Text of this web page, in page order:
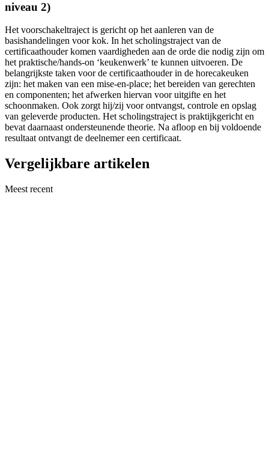
niveau 2)
Het voorschakeltraject is gericht op het aanleren van de
basishandelingen voor kok. In het scholingstraject van de
certificaathouder komen vaardigheden aan de orde die nodig zijn om
het praktische/hands-on ‘keukenwerk’ te kunnen uitvoeren. De
belangrijkste taken voor de certificaathouder in de horecakeuken
zijn: het maken van een mise-en-place; het bereiden van gerechten
en componenten; het afwerken hiervan voor uitgifte en het
schoonmaken. Ook zorgt hij/zij voor ontvangst, controle en opslag
van geleverde producten. Het scholingstraject is praktijkgericht en
bevat daarnaast ondersteunende theorie. Na afloop en bij voldoende
resultaat ontvangt de deelnemer een certificaat.
Vergelijkbare artikelen
Meest recent